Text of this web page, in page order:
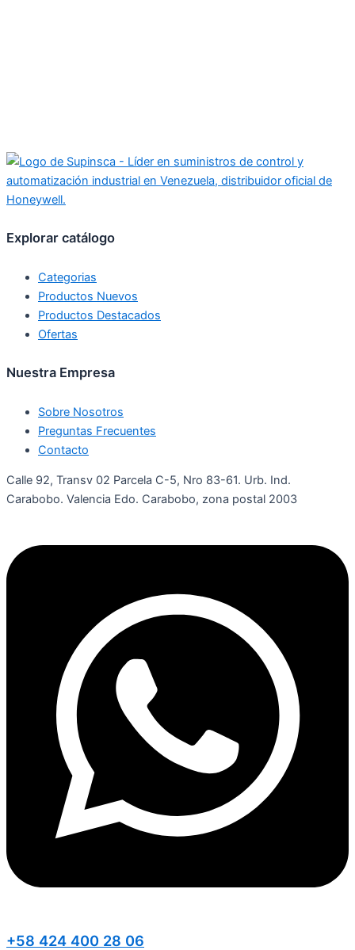
Explorar catálogo
Categorias
Productos Nuevos
Productos Destacados
Ofertas
Nuestra Empresa
Sobre Nosotros
Preguntas Frecuentes
Contacto
Calle 92, Transv 02 Parcela C-5, Nro 83-61. Urb. Ind.
Carabobo. Valencia Edo. Carabobo, zona postal 2003
+58 424 400 28 06